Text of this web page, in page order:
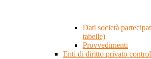
Dati società
tabelle)
Provvedimenti
Enti di diritto privato